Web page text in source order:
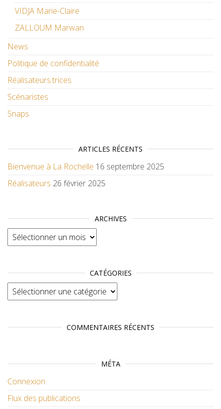
VIDJA Marie-Claire
ZALLOUM Marwan
News
Politique de confidentialité
Réalisateurs.trices
Scénaristes
Snaps
ARTICLES RÉCENTS
Bienvenue à La Rochelle 16 septembre 2025
Réalisateurs 26 février 2025
ARCHIVES
Archives
CATÉGORIES
Catégories
COMMENTAIRES RÉCENTS
MÉTA
Connexion
Flux des publications